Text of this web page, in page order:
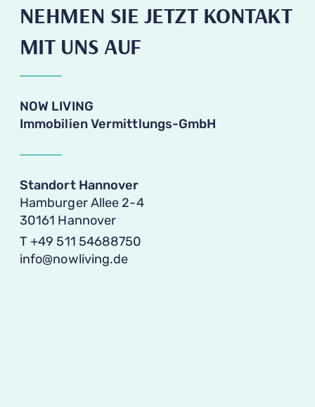
HOME
VERKAUFEN
Haus verkaufen
Wohnung verkaufen
Grundstück verkaufen
PARTNERSCHAFT
Investoren
Kapitalanleger
UNTERNEHMEN
KONTAKT
NEHMEN SIE JETZT KONTAKT
MIT UNS AUF
NOW LIVING
Immo­bi­lien Vermittlungs-GmbH
Standort Han­nover
Ham­burger Allee 2-4
30161 Hannover
T +49 511 54688750
info@nowliving.de